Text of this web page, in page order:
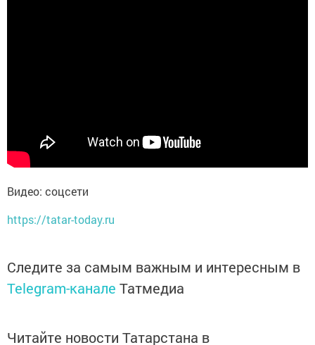
Видео: cоцсети
https://tatar-today.ru
Следите за самым важным и интересным в
Telegram-канале Татмедиа
Читайте новости Татарстана в